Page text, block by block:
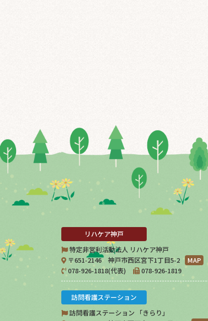
リハケア神戸
特定非営利活動法人 リハケア神戸
〒651-2146 神戸市西区宮下1丁目5-2
MAP
078-926-1818(代表)
078-926-1819
訪問看護ステーション
訪問看護ステーション 「きらり」